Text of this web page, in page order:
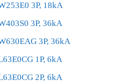
3P, 18kA
3P, 36kA
3P, 36kA
1P, 6kA
2P, 6kA